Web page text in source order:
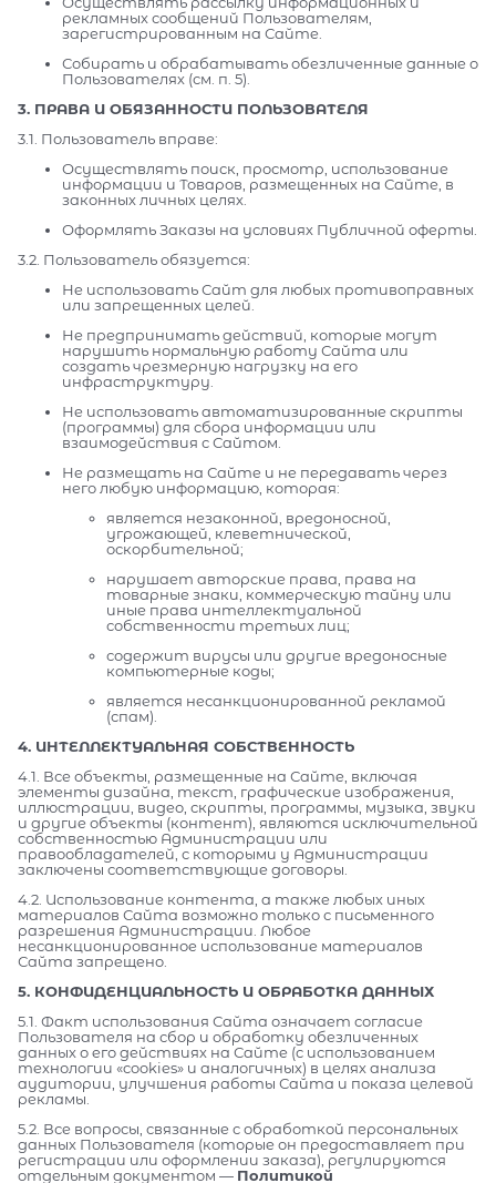
рекламных сообщений Пользователям,
зарегистрированным на Сайте.
Собирать и обрабатывать обезличенные данные о
Пользователях (см. п. 5).
3. ПРАВА И ОБЯЗАННОСТИ ПОЛЬЗОВАТЕЛЯ
3.1. Пользователь вправе:
Осуществлять поиск, просмотр, использование
информации и Товаров, размещенных на Сайте, в
законных личных целях.
Оформлять Заказы на условиях Публичной оферты.
3.2. Пользователь обязуется:
Не использовать Сайт для любых противоправных
или запрещенных целей.
Не предпринимать действий, которые могут
нарушить нормальную работу Сайта или
создать чрезмерную нагрузку на его
инфраструктуру.
Не использовать автоматизированные скрипты
(программы) для сбора информации или
взаимодействия с Сайтом.
Не размещать на Сайте и не передавать через
него любую информацию, которая:
является незаконной, вредоносной,
угрожающей, клеветнической,
оскорбительной;
нарушает авторские права, права на
товарные знаки, коммерческую тайну или
иные права интеллектуальной
собственности третьих лиц;
содержит вирусы или другие вредоносные
компьютерные коды;
является несанкционированной рекламой
(спам).
4. ИНТЕЛЛЕКТУАЛЬНАЯ СОБСТВЕННОСТЬ
4.1. Все объекты, размещенные на Сайте, включая
элементы дизайна, текст, графические изображения,
иллюстрации, видео, скрипты, программы, музыка, звуки
и другие объекты (контент), являются исключительной
собственностью Администрации или
правообладателей, с которыми у Администрации
заключены соответствующие договоры.
4.2. Использование контента, а также любых иных
материалов Сайта возможно только с письменного
разрешения Администрации. Любое
несанкционированное использование материалов
Сайта запрещено.
5. КОНФИДЕНЦИАЛЬНОСТЬ И ОБРАБОТКА ДАННЫХ
5.1. Факт использования Сайта означает согласие
Пользователя на сбор и обработку обезличенных
данных о его действиях на Сайте (с использованием
технологии «cookies» и аналогичных) в целях анализа
аудитории, улучшения работы Сайта и показа целевой
рекламы.
5.2. Все вопросы, связанные с обработкой персональных
данных Пользователя (которые он предоставляет при
регистрации или оформлении заказа), регулируются
отдельным документом — Политикой